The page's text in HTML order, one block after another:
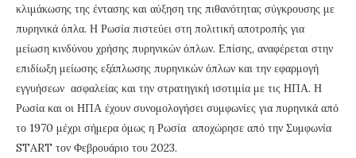
κλιμάκωσης της έντασης και αύξηση της πιθανότητας σύγκρουσης με
πυρηνικά όπλα. Η Ρωσία πιστεύει στη πολιτική αποτροπής για
μείωση κινδύνου χρήσης πυρηνικών όπλων. Επίσης, αναφέρεται στην
επιδίωξη μείωσης εξάπλωσης πυρηνικών όπλων και την εφαρμογή
εγγυήσεων ασφαλείας και την στρατηγική ισοτιμία με τις ΗΠΑ. Η
Ρωσία και οι ΗΠΑ έχουν συνομολογήσει συμφωνίες για πυρηνικά από
το 1970 μέχρι σήμερα όμως η Ρωσία αποχώρησε από την Συμφωνία
START τον Φεβρουάριο του 2023.